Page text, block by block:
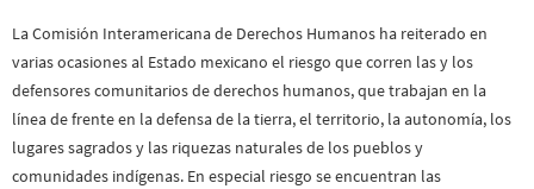
La Comisión Interamericana de Derechos Humanos ha reiterado en
varias ocasiones al Estado mexicano el riesgo que corren las y los
defensores comunitarios de derechos humanos, que trabajan en la
línea de frente en la defensa de la tierra, el territorio, la autonomía, los
lugares sagrados y las riquezas naturales de los pueblos y
comunidades indígenas. En especial riesgo se encuentran las